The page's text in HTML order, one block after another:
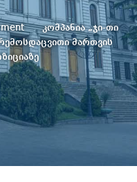
კომპანია „ჯი-თი
მართვის